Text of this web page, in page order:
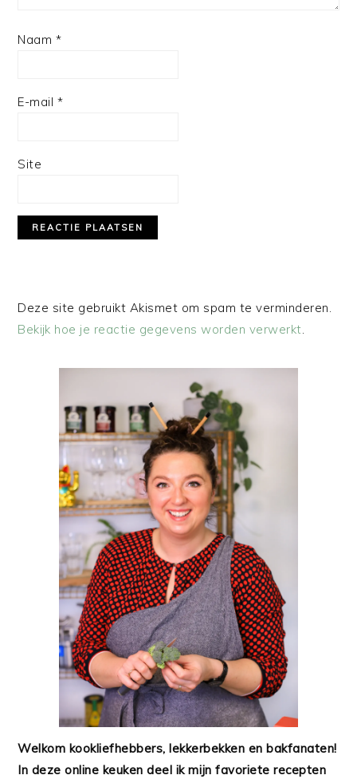
Naam *
E-mail *
Site
Deze site gebruikt Akismet om spam te verminderen.
Bekijk hoe je reactie gegevens worden verwerkt.
Welkom kookliefhebbers, lekkerbekken en bakfanaten!
In deze online keuken deel ik mijn favoriete recepten